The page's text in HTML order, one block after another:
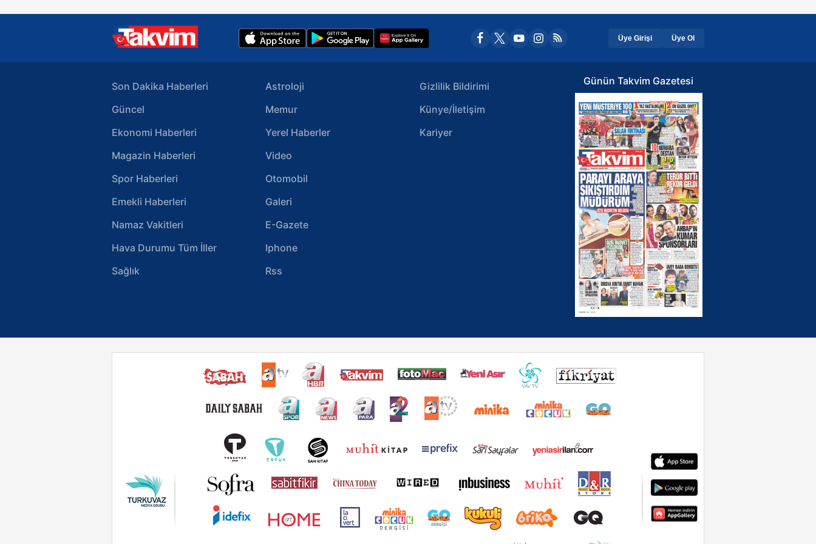
Üye Girişi Üye Ol
Son Dakika Haberleri
Güncel
Ekonomi Haberleri
Magazin Haberleri
Spor Haberleri
Emekli Haberleri
Namaz Vakitleri
Hava Durumu Tüm İller
Sağlık
Astroloji
Memur
Yerel Haberler
Video
Otomobil
Galeri
E-Gazete
Iphone
Rss
Gizlilik Bildirimi
Künye/İletişim
Kariyer
Günün Takvim Gazetesi